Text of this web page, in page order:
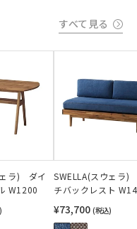
すべて見る
ラ) ダイ
W1200
SWELLA(スウェラ
チバックレスト
¥73,700 (税込)